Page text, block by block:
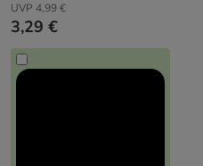
UVP 4,99 €
3,29 €